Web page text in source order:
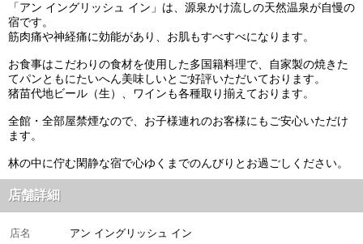
「アン イングリッシュ イン」は、源泉かけ流しの天然温泉が自慢の
宿です。
筋肉痛や神経痛に効能があり、お肌もすべすべになります。
お食事はこだわりの食材を使用した多国籍料理で、自家製の焼きた
てパンともにたいへん美味しいとご好評いただいております。
猪苗代地ビール（生）、ワインも各種取り揃えております。
全館・全部屋禁煙なので、お子様連れのお客様にもご安心いただけ
ます。
林の中に佇む閑静な宿で心ゆくまでのんびりとお過ごしください。
店舗詳細
店名 アン イングリッシュ イン